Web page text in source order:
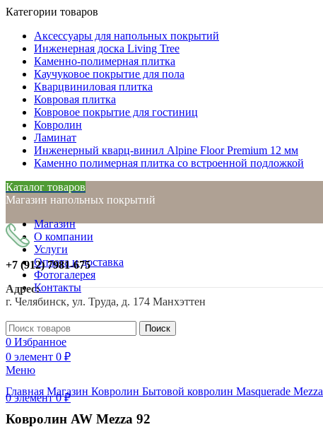
Категории товаров
Аксессуары для напольных покрытий
Инженерная доска Living Tree
Каменно-полимерная плитка
Каучуковое покрытие для пола
Кварцвиниловая плитка
Ковровая плитка
Ковровое покрытие для гостиниц
Ковролин
Ламинат
Инженерный кварц-винил Alpine Floor Premium 12 мм
Каменно полимерная плитка со встроенной подложкой
Каталог товаров
Магазин напольных покрытий
Магазин
О компании
Услуги
Оплата и доставка
Фотогалерея
Контакты
+7 (912)7981-675
Адрес:
г. Челябинск, ул. Труда, д. 174 Манхэттен
Поиск
0 Избранное
0 элемент 0 ₽
Меню
0элемент 0₽
Нажмите, чтобы увеличить
Главная Магазин Ковролин Бытовой ковролин Masquerade Mezza
Ковролин AW Mezza 92